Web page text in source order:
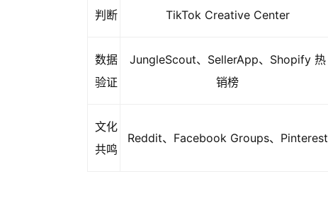
判断
TikTok Creative Center
数据
验证
JungleScout、SellerApp、Shopify 热
销榜
文化
共鸣
Reddit、Facebook Groups、Pinterest